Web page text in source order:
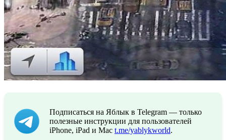
Подписаться на Яблык в Telegram — только
полезные инструкции для пользователей
iPhone, iPad и Mac t.me/yablykworld.